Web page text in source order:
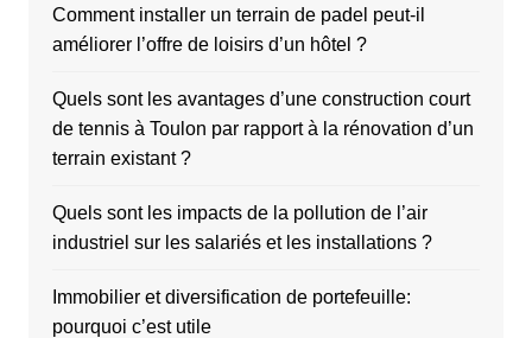
Comment installer un terrain de padel peut-il
améliorer l’offre de loisirs d’un hôtel ?
Quels sont les avantages d’une construction court
de tennis à Toulon par rapport à la rénovation d’un
terrain existant ?
Quels sont les impacts de la pollution de l’air
industriel sur les salariés et les installations ?
Immobilier et diversification de portefeuille:
pourquoi c’est utile